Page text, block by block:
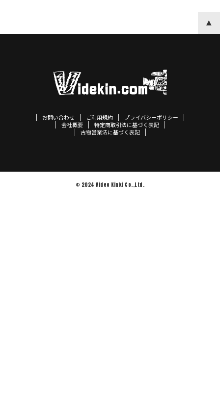
お問い合わせ ご利用規約
プライバシーポリシー
会社概要
特定商取引法に基づく表記
古物営業法に基づく表記
© 2024 Video Kinki Co.,Ltd.